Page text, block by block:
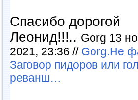
Спасибо дорогой
Леонид!!!.. Gorg 13
2021, 23:36 // Gorg.Не
Заговор пидоров или
реванш…